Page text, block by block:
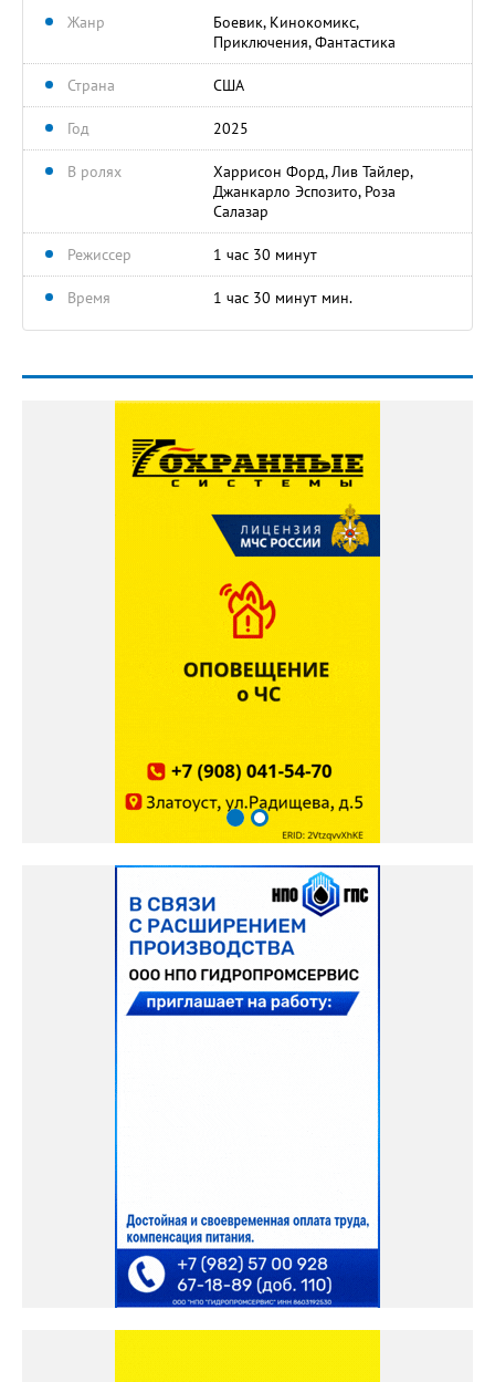
Жанр
Боевик, Кинокомикс,
Приключения, Фантастика
Страна США
Год 2025
В ролях
Харрисон Форд, Лив Тайлер,
Джанкарло Эспозито, Роза
Салазар
Режиссер 1 час 30 минут
Время 1 час 30 минут мин.